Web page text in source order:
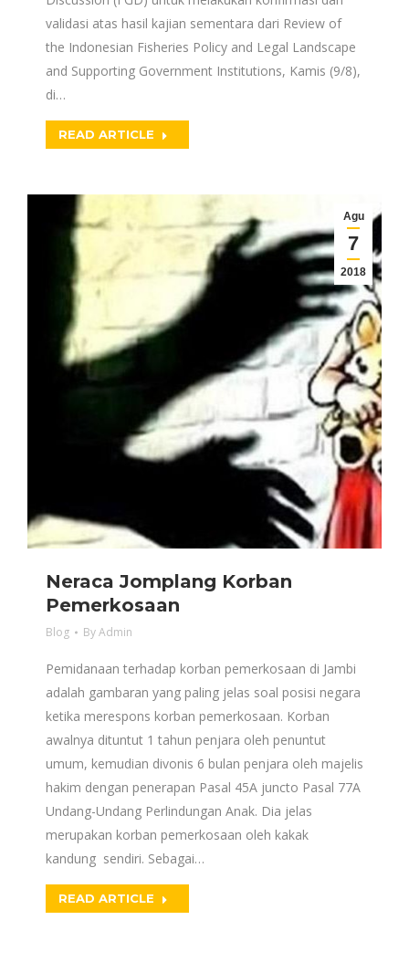
validasi atas hasil kajian sementara dari Review of
the Indonesian Fisheries Policy and Legal Landscape
and Supporting Government Institutions, Kamis (9/8),
di…
READ ARTICLE
Agu
7
2018
Neraca Jomplang Korban
Pemerkosaan
Blog ByAdmin
Pemidanaan terhadap korban pemerkosaan di Jambi
adalah gambaran yang paling jelas soal posisi negara
ketika merespons korban pemerkosaan. Korban
awalnya dituntut 1 tahun penjara oleh penuntut
umum, kemudian divonis 6 bulan penjara oleh majelis
hakim dengan penerapan Pasal 45A juncto Pasal 77A
Undang-Undang Perlindungan Anak. Dia jelas
merupakan korban pemerkosaan oleh kakak
kandung sendiri. Sebagai…
READ ARTICLE